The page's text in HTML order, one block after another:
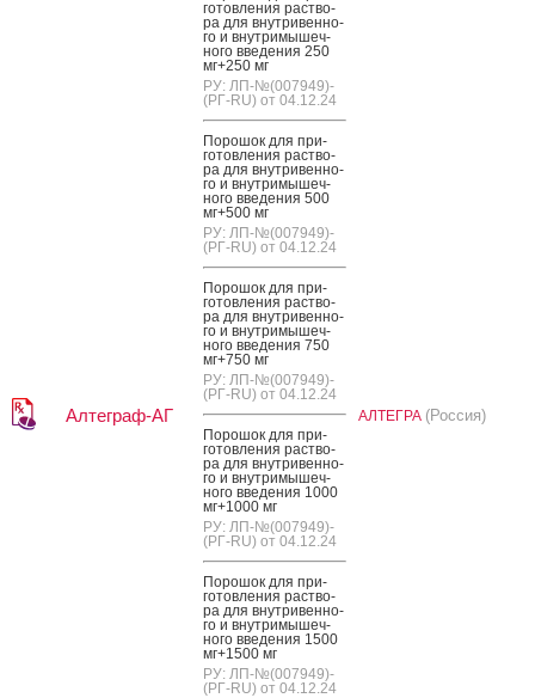
Алтеграф-АГ
готов­ле­ния рас­тво­
ра для внут­ри­вен­но­
го и внут­ри­мышеч­
но­го вве­дения 250
мг+250 мг
РУ: ЛП-№(007949)-
(РГ-RU) от 04.12.24
По­рошок для при­
готов­ле­ния рас­тво­
ра для внут­ри­вен­но­
го и внут­ри­мышеч­
но­го вве­дения 500
мг+500 мг
РУ: ЛП-№(007949)-
(РГ-RU) от 04.12.24
По­рошок для при­
готов­ле­ния рас­тво­
ра для внут­ри­вен­но­
го и внут­ри­мышеч­
но­го вве­дения 750
мг+750 мг
РУ: ЛП-№(007949)-
(РГ-RU) от 04.12.24
По­рошок для при­
готов­ле­ния рас­тво­
ра для внут­ри­вен­но­
го и внут­ри­мышеч­
но­го вве­дения 1000
мг+1000 мг
РУ: ЛП-№(007949)-
(РГ-RU) от 04.12.24
По­рошок для при­
готов­ле­ния рас­тво­
ра для внут­ри­вен­но­
го и внут­ри­мышеч­
но­го вве­дения 1500
мг+1500 мг
РУ: ЛП-№(007949)-
(РГ-RU) от 04.12.24
АЛТЕГРА (Россия)